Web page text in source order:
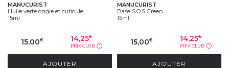
MANUCURIST
Huile verte ongle et cuticule
15ml
15,00€ 14,25€
PRIX CLUB ?
AJOUTER
MANUCURIST
Base S.O.S Green
15ml
15,00€ 14,25€
PRIX CLUB ?
AJOUTER